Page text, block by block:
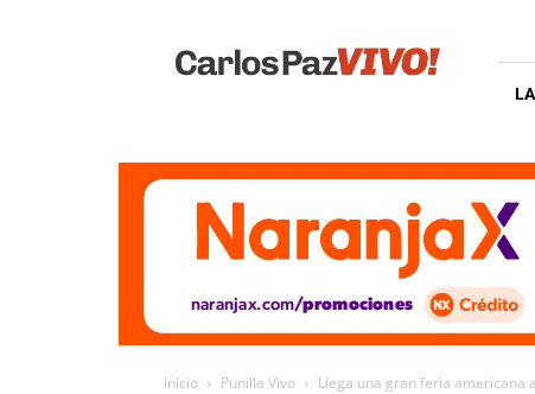
Vivo
Inicio Punilla Vivo Llega una gran feria americana